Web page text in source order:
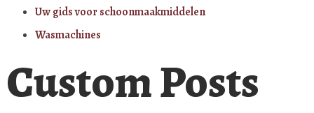
Uw gids voor schoonmaakmiddelen
Wasmachines
Custom Posts